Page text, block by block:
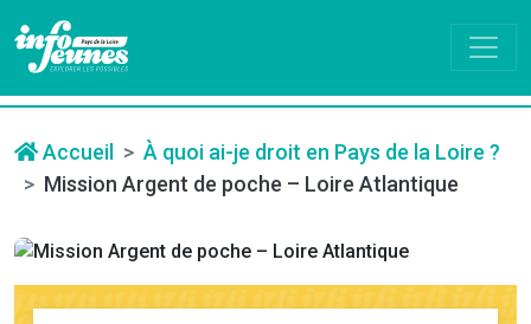
Accueil
À quoi ai-je droit en Pays de la Loire ?
Mission Argent de poche – Loire Atlantique